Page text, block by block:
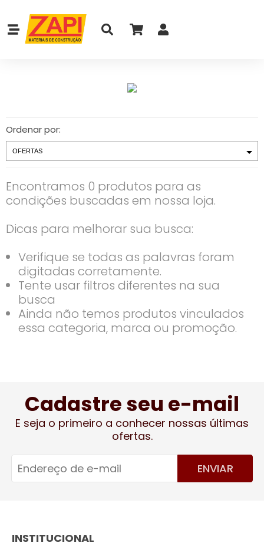
Ordenar por:
Encontramos 0 produtos para as
condições buscadas em nossa loja.
Dicas para melhorar sua busca:
Verifique se todas as palavras foram
digitadas corretamente.
Tente usar filtros diferentes na sua
busca
Ainda não temos produtos vinculados
essa categoria, marca ou promoção.
Cadastre seu e-mail
E seja o primeiro a conhecer nossas últimas
ofertas.
ENVIAR
INSTITUCIONAL